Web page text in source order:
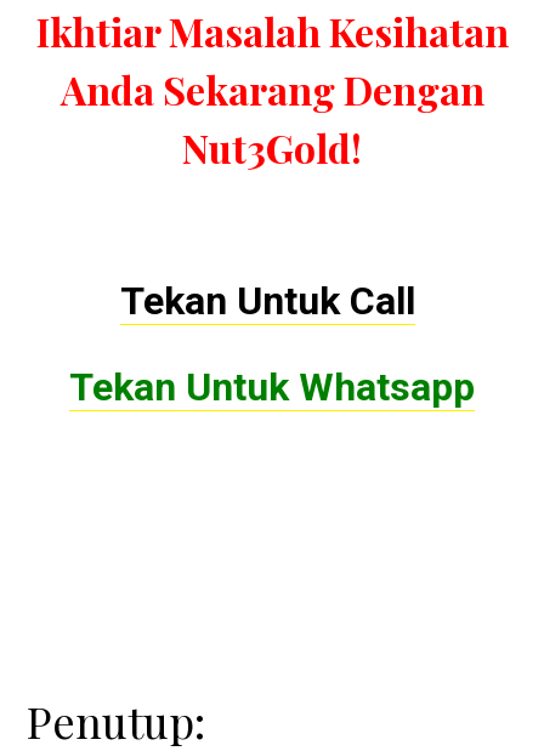
Ikhtiar Masalah Kesihatan
Anda Sekarang Dengan
Nut3Gold!
Tekan Untuk Call
Tekan Untuk Whatsapp
Penutup: